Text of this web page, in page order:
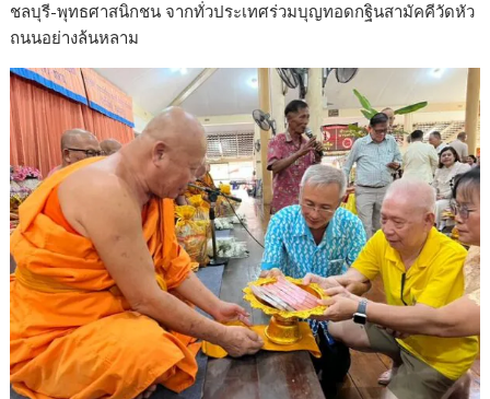
e
b
o
o
k
itt
er
k
e
dI
n
e p
y
Li
n
k
ar
e
ชลบุรี-พุทธศาสนิกชน จากทั่วประเทศร่วมบุญทอดกฐินสามัคคีวัดหัว
ถนนอย่างล้นหลาม